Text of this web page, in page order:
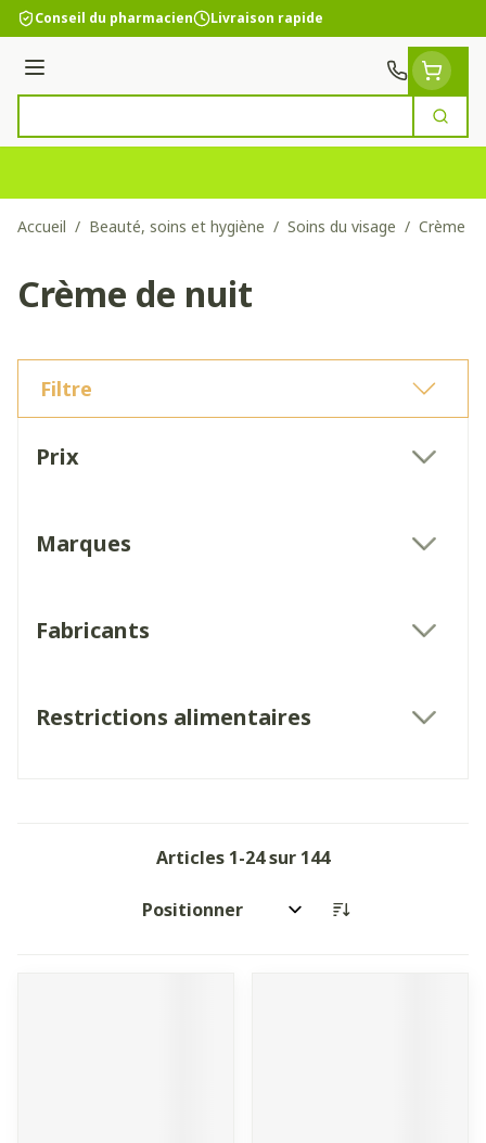
Aller au contenu
Conseil du pharmacien Livraison rapide
Menu
Accueil / Beauté, soins et hygiène / Soins du visage / Crème
Crème de nuit
Filtre
Prix
Marques
Fabricants
Restrictions alimentaires
Articles 1-24sur 144
Trier par: